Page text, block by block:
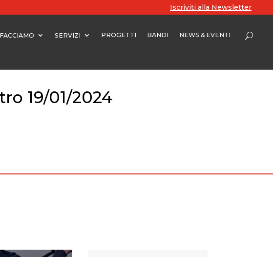
Iscriviti alla Newsletter
SERVIZI PROGETTI BANDI NEWS & EVENTI
19/01/2024